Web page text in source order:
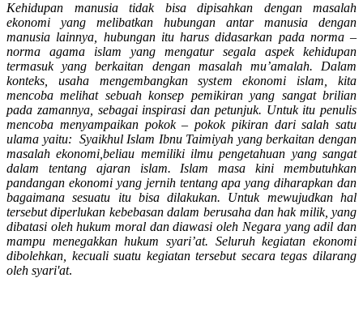
Kehidupan manusia tidak bisa dipisahkan dengan masalah
ekonomi yang melibatkan hubungan antar manusia dengan
manusia lainnya, hubungan itu harus didasarkan pada norma –
norma agama islam yang mengatur segala aspek kehidupan
termasuk yang berkaitan dengan masalah mu’amalah. Dalam
konteks, usaha mengembangkan system ekonomi islam, kita
mencoba melihat sebuah konsep pemikiran yang sangat brilian
pada zamannya, sebagai inspirasi dan petunjuk. Untuk itu penulis
mencoba menyampaikan pokok – pokok pikiran dari salah satu
ulama yaitu: Syaikhul Islam Ibnu Taimiyah yang berkaitan dengan
masalah ekonomi,beliau memiliki ilmu pengetahuan yang sangat
dalam tentang ajaran islam. Islam masa kini membutuhkan
pandangan ekonomi yang jernih tentang apa yang diharapkan dan
bagaimana sesuatu itu bisa dilakukan. Untuk mewujudkan hal
tersebut diperlukan kebebasan dalam berusaha dan hak milik, yang
dibatasi oleh hukum moral dan diawasi oleh Negara yang adil dan
mampu menegakkan hukum syari’at. Seluruh kegiatan ekonomi
dibolehkan, kecuali suatu kegiatan tersebut secara tegas dilarang
oleh syari'at.